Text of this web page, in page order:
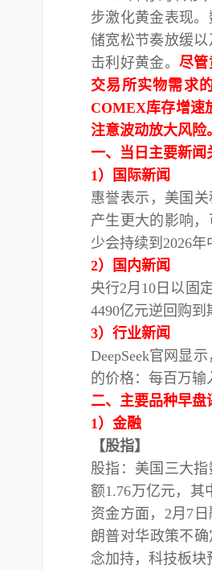
步激化黄金表现
储宽松节奏放缓
击利好黄金。 尽管
交易所实物需求
COMEX库存增速
注意波动放大风险。
一、当日主要新闻
1）国际新闻
惠誉表示，美国
产生更大的影响
少会持续到2026年
2）国内新闻
央行2月10日以固
4490亿元逆回购到
3）行业新闻
DeepSeek官网显
的价格：每百万输
二、主要品种早盘
1）金融
【股指】
股指：美国三大
额1.76万亿元，其
资金方面，2月7
朗普对华政策不
念加持，科技板块